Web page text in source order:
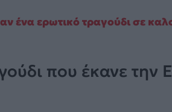
ένα ερωτικό τραγούδι σε
που έκανε την